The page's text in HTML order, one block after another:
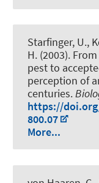
Starfinger, U.,
H. (2003).
pest to
perception of
centuries.
https://doi.org/
800.07
More...